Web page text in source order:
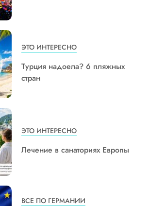
ЭТО ИНТЕРЕСНО
Турция надоела? 6 пляжных
стран
ЭТО ИНТЕРЕСНО
Лечение в санаториях Европы
ВСЕ ПО ГЕРМАНИИ